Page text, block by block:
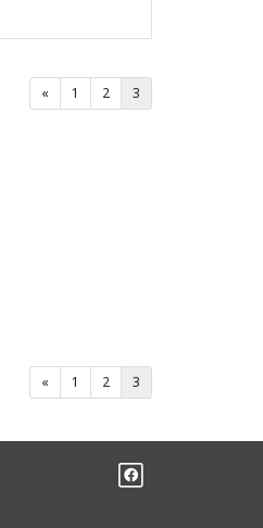
« 1 2 3
« 1 2 3